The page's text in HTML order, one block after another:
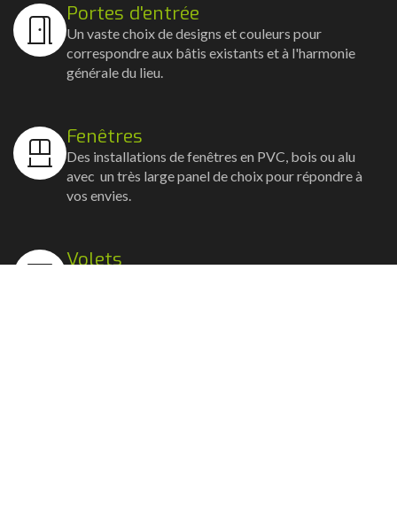
Portes d'entrée
Un vaste choix de designs et couleurs pour
correspondre aux bâtis existants et à l'harmonie
générale du lieu.
Fenêtres
Des installations de fenêtres en PVC, bois ou alu
avec un très large panel de choix pour répondre à
vos envies.
Volets